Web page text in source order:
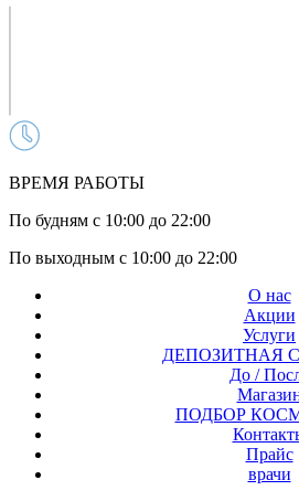
ВРЕМЯ РАБОТЫ
По будням с 10:00 до 22:00
По выходным с 10:00 до 22:00
О нас
Акции
Услуги
ДЕПОЗИТНАЯ
До /
ПОДБОР
Прайс
врачи